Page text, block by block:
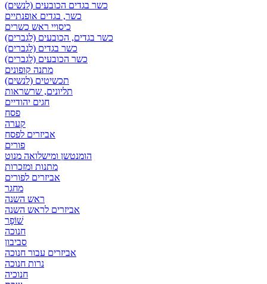
כשר בגדים הכובעים (לנשים)
כשר, בגדים אופנתיים
כיסויי ראש כשרים
כשר בגדים, הכובעים (לגברים)
כשר בגדים (לגברים)
כשר הכובעים (לגברים)
מתנה קופונים
תכשיטים (לנשים)
תליונים, שרשראות
חגים יהודיים
פסח
קערה
אביזרים לפסח
פורים
הומנטשן ומישלואה מנוט
מתנות ומזכרות
אביזרים לפורים
מחגר
ראש השנה
אביזרים לראש השנה
שׁוֹפָר
חנוכה
סביבון
אביזרים עבור חנוכה
נרות חנוכה
חנוכיה